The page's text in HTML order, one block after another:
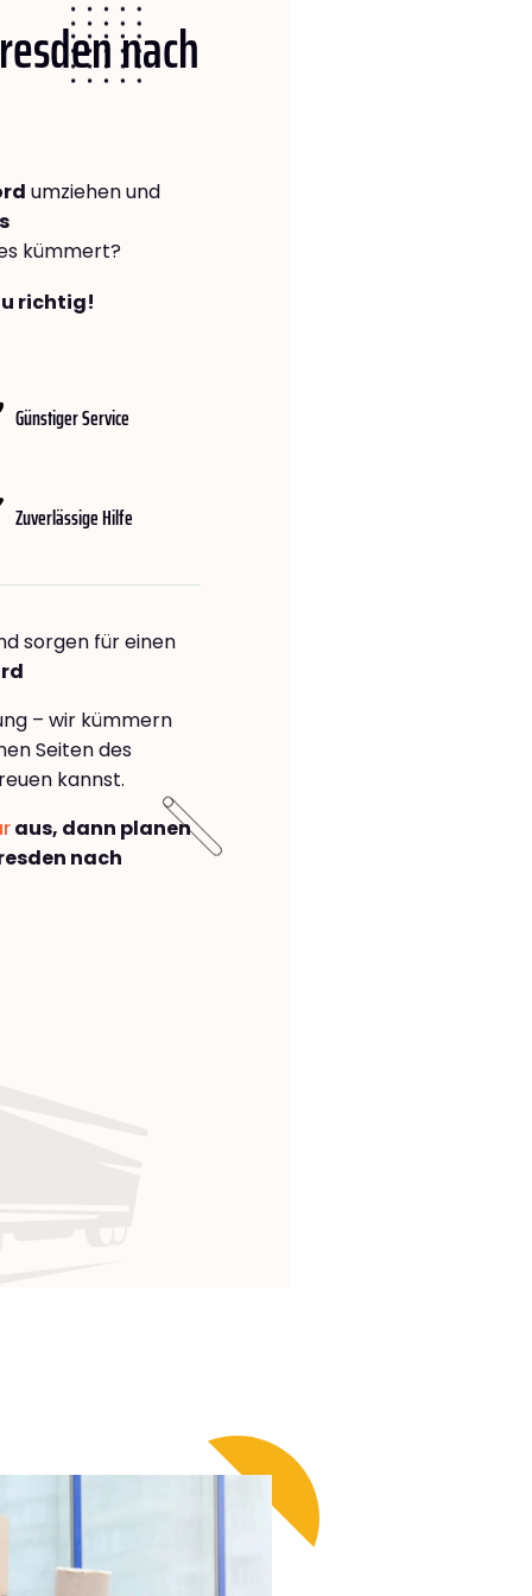
nach
umziehen und
kümmert?
richtig!
Günstiger Service
Zuverlässige Hilfe
sorgen für einen
– wir kümmern
Seiten des
kannst.
aus, dann planen
nach